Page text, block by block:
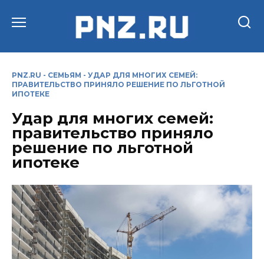
PNZ.RU - СЕМЬЯМ - УДАР ДЛЯ МНОГИХ СЕМЕЙ:
ПРАВИТЕЛЬСТВО ПРИНЯЛО РЕШЕНИЕ ПО ЛЬГОТНОЙ
ИПОТЕКЕ
Удар для многих семей:
правительство приняло
решение по льготной
ипотеке